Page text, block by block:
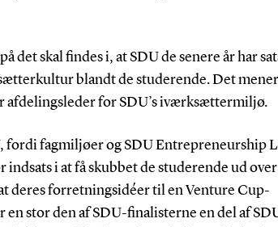
det skal findes i, at SDU de senere år har
blandt de studerende. Det
afdelingsleder for SDU’s iværksættermiljø.
fordi fagmiljøer og SDU Entrepreneurship
indsats i at få skubbet de studerende ud over
deres forretningsidéer til en Venture Cup-
en stor den af SDU-finalisterne en del af